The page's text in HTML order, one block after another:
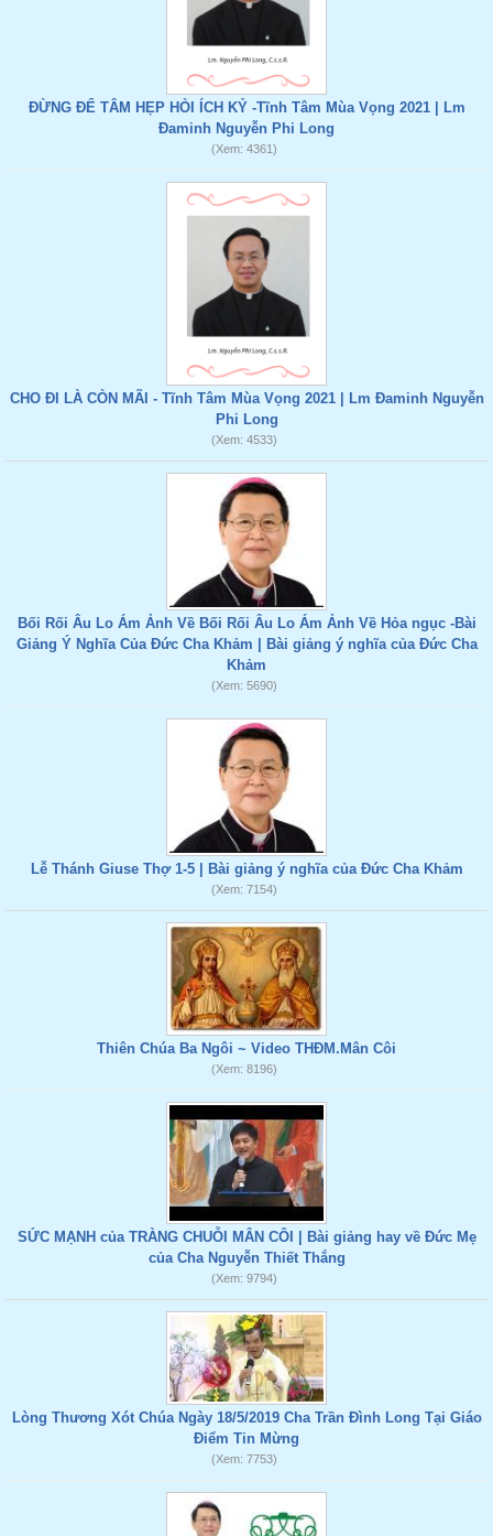
ĐỪNG ĐỂ TÂM HẸP HÒI ÍCH KỶ -Tĩnh Tâm Mùa Vọng 2021 | Lm
Đaminh Nguyễn Phi Long
(Xem: 4361)
CHO ĐI LÀ CÒN MÃI - Tĩnh Tâm Mùa Vọng 2021 | Lm Đaminh Nguyễn
Phi Long
(Xem: 4533)
Bối Rối Âu Lo Ám Ảnh Về Bối Rối Âu Lo Ám Ảnh Về Hỏa ngục -Bài
Giảng Ý Nghĩa Của Đức Cha Khảm | Bài giảng ý nghĩa của Đức Cha
Khảm
(Xem: 5690)
Lễ Thánh Giuse Thợ 1-5 | Bài giảng ý nghĩa của Đức Cha Khảm
(Xem: 7154)
Thiên Chúa Ba Ngôi ~ Video THĐM.Mân Côi
(Xem: 8196)
SỨC MẠNH của TRÀNG CHUỖI MÂN CÔI | Bài giảng hay về Đức Mẹ
của Cha Nguyễn Thiết Thắng
(Xem: 9794)
Lòng Thương Xót Chúa Ngày 18/5/2019 Cha Trần Đình Long Tại Giáo
Điểm Tin Mừng
(Xem: 7753)